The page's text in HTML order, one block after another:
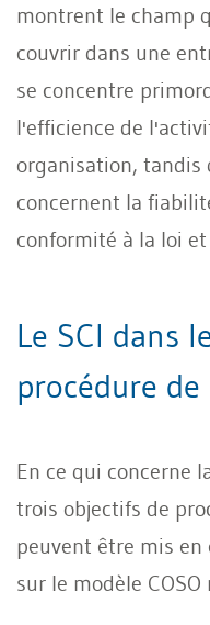
montrent le champ
couvrir dans une
se concentre
l'efficience de
organisation, tandis
concernent la
conformité à la loi
Le SCI dans
procédure de
En ce qui concerne
trois objectifs de
peuvent être mis
sur le modèle